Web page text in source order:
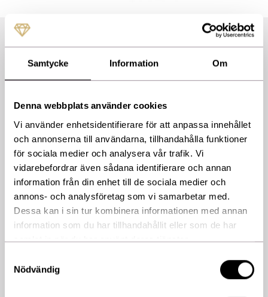
Samtycke Information Om
Denna webbplats använder cookies
Vi använder enhetsidentifierare för att anpassa innehållet
och annonserna till användarna, tillhandahålla funktioner
för sociala medier och analysera vår trafik. Vi
vidarebefordrar även sådana identifierare och annan
information från din enhet till de sociala medier och
annons- och analysföretag som vi samarbetar med.
Dessa kan i sin tur kombinera informationen med annan
information som du har tillhandahållit eller som de har
samlat in när du har använt deras tjänster.
Nödvändig
Skin Brightening + Texture
Program
Utvecklat för att dämpa mörka partier i huden och att främja en
klar och jämn hudton. Effektivt retinol, uppljusande ingredienser,
vitamin C och antioxidanter ger snabbt en ljusare och jämnare
hudton samt bidrar till en fastare och klarare hud.
*Kan orsaka reaktion som rodnad och torrhet. Det rekommenderas
att du kontaktar din klinik för att anpassa användningen och
tidpunkten för uppstart på grund av solkänslighet.
3 945,00 kr